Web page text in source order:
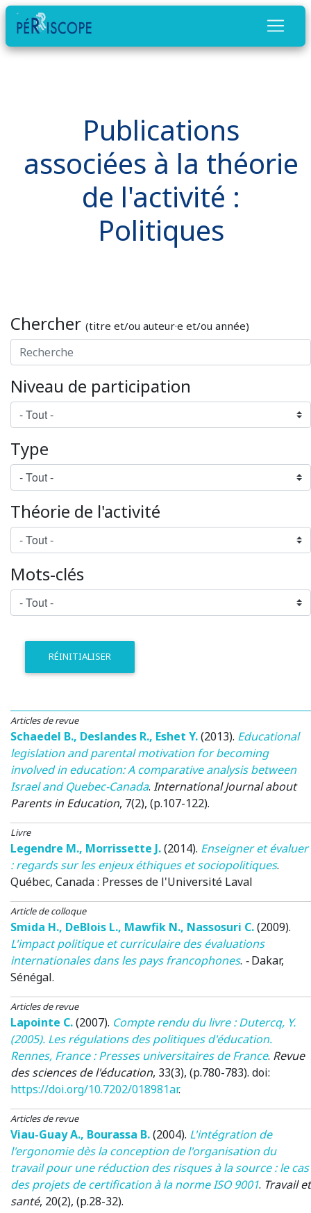
Publications
associées à la théorie
de l'activité :
Politiques
Chercher (titre et/ou auteur·e et/ou année)
Niveau de participation
Type
Théorie de l'activité
Mots-clés
RÉINITIALISER
Articles de revue
Schaedel B., Deslandes R., Eshet Y.(2013). Educational
legislation and parental motivation for becoming
involved in education: A comparative analysis between
Israel and Quebec-Canada. International Journal about
Parents in Education, 7(2), (p.107-122).
Livre
Legendre M., Morrissette J.(2014). Enseigner et évaluer
: regards sur les enjeux éthiques et sociopolitiques.
Québec, Canada : Presses de l'Université Laval
Article de colloque
Smida H., DeBlois L., Mawfik N., Nassosuri C.(2009).
L'impact politique et curriculaire des évaluations
internationales dans les pays francophones. - Dakar,
Sénégal.
Articles de revue
Lapointe C.(2007). Compte rendu du livre : Dutercq, Y.
(2005). Les régulations des politiques d'éducation.
Rennes, France : Presses universitaires de France. Revue
des sciences de l'éducation, 33(3), (p.780-783). doi:
https://doi.org/10.7202/018981ar.
Articles de revue
Viau-Guay A., Bourassa B.(2004). L'intégration de
l'ergonomie dès la conception de l'organisation du
travail pour une réduction des risques à la source : le cas
des projets de certification à la norme ISO 9001. Travail et
santé, 20(2), (p.28-32).